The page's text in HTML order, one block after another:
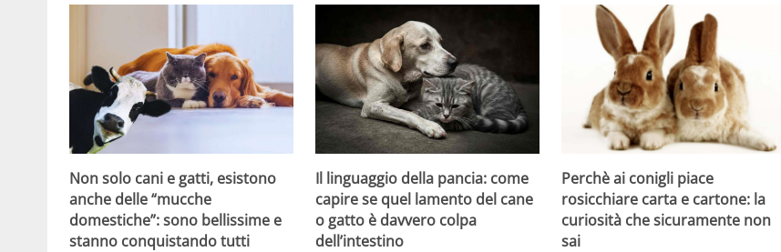
Non solo cani e gatti, esistono
anche delle “mucche
domestiche”: sono bellissime e
stanno conquistando tutti
Il linguaggio della pancia: come
capire se quel lamento del cane
o gatto è davvero colpa
dell’intestino
Perchè ai conigli piace
rosicchiare carta e cartone: la
curiosità che sicuramente non
sai